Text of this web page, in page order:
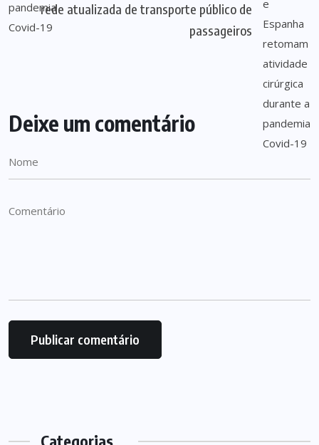
rede atualizada de transporte público de
passageiros
Deixe um comentário
Categorias